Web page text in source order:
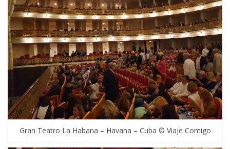
Gran Teatro La Habana – Havana – Cuba © Viaje Comigo